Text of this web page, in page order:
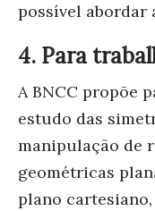
possível abordar
4. Para
A BNCC propõe
estudo das
manipulação de
geométricas
plano